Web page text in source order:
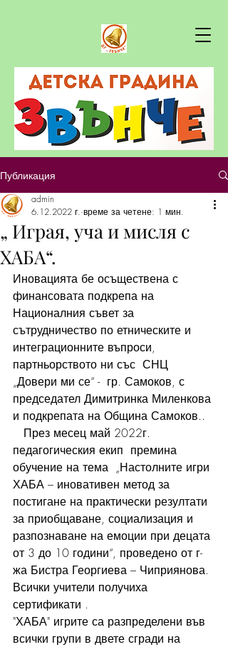
Публикация
„ Играя, уча и мисля с
ХАБА“.
admin
6.12.2022 г. време за четене: 1 мин.
Иновацията бе осъществена с
финансовата подкрепа на
Националния съвет за
сътрудничество по етническите и
интеграционните въпроси,
партньорството ни със  СНЦ
„Довери ми се“ -  гр. Самоков, с
председател Димитринка Миленкова
и подкрепата на Община Самоков..
педагогическия екип  премина
обучение на тема  „Настолните игри
ХАБА – иновативен метод за
постигане на практически резултати
за приобщаване, социализация и
разпознаване на емоции при децата
от 3 до 10 години“, проведено от г-
жа Бистра Георгиева – Чиприянова.
Всички учители получиха
сертификати .
"ХАБА" игрите са разпределени във
всички групи в двете сгради на